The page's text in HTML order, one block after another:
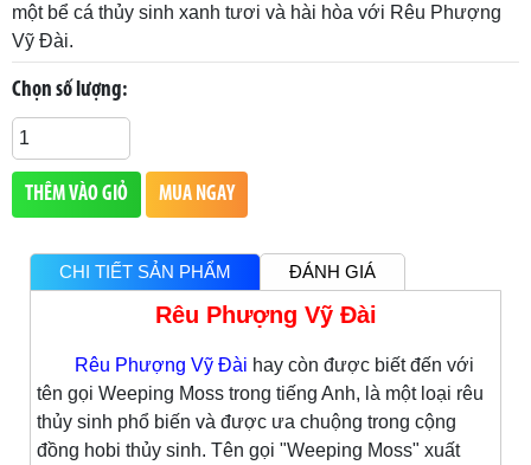
một bể cá thủy sinh xanh tươi và hài hòa với Rêu Phượng
Vỹ Đài.
Chọn số lượng:
THÊM VÀO GIỎ MUA NGAY
CHI TIẾT SẢN PHẨM ĐÁNH GIÁ
Rêu Phượng Vỹ Đài
Rêu Phượng Vỹ Đài hay còn được biết đến với
tên gọi Weeping Moss trong tiếng Anh, là một loại rêu
thủy sinh phổ biến và được ưa chuộng trong cộng
đồng hobi thủy sinh. Tên gọi "Weeping Moss" xuất